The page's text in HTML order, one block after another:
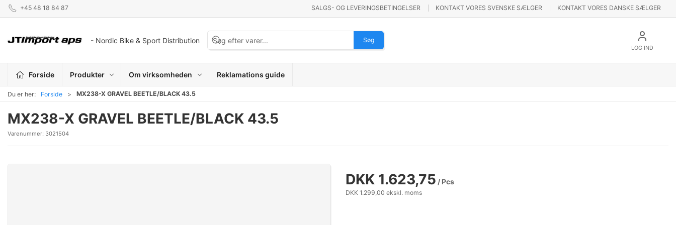
+45 48 18 84 87 SALGS- OG LEVERINGSBETINGELSER KONTAKT VORES SVENSKE SÆLGER KONTAKT VORES DANSKE SÆLGER
- Nordic Bike & Sport Distribution Søg
LOG IND
Forside Produkter Om virksomheden Reklamations guide
Du er her: Forside MX238-X GRAVEL BEETLE/BLACK 43.5
MX238-X GRAVEL BEETLE/BLACK 43.5
Varenummer: 3021504
DKK 1.623,75 / Pcs
DKK 1.299,00 ekskl. moms